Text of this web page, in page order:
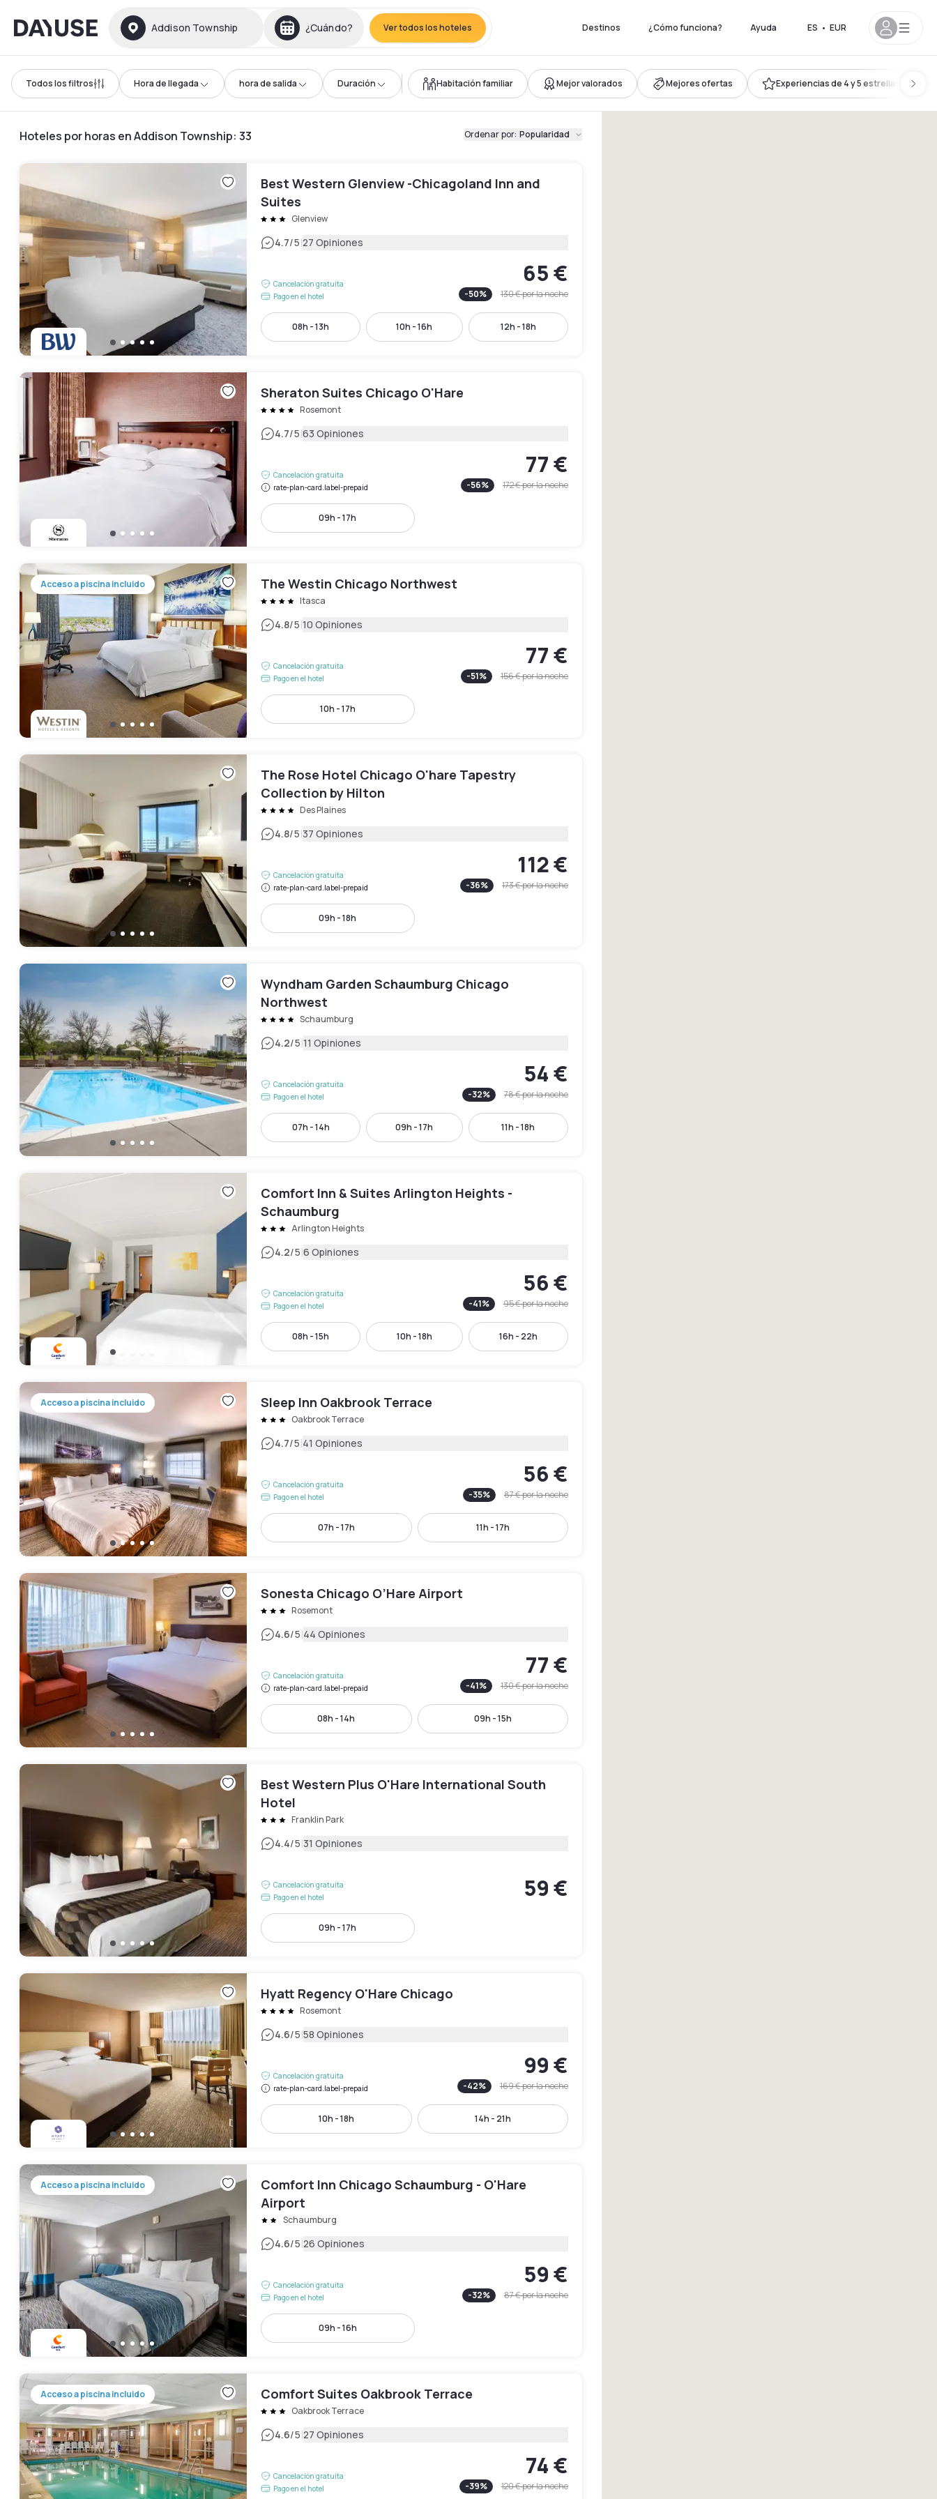
Dayuse Addison Township ¿Cuándo? Ver todos los hoteles Destinos ¿Cómo funciona? Ayuda ES • EUR
Todos los filtros Hora de llegada hora de salida Duración Habitación familiar Mejor valorados Mejores ofertas Experiencias de 4 y 5 estrellas
Hoteles por horas en Addison Township: 33 Ordenar por: Popularidad
Best Western Glenview -Chicagoland Inn and
Suites
Glenview
4.7/5|27 Opiniones
Cancelación gratuita
Pago en el hotel
65 €
-50% 130 €por la noche
08h - 13h 10h - 16h 12h - 18h
Sheraton Suites Chicago O'Hare
Rosemont
4.7/5|63 Opiniones
Cancelación gratuita
rate-plan-card.label-prepaid
77 €
-56% 172 €por la noche
09h - 17h
Acceso a piscina incluido The Westin Chicago Northwest
Itasca
4.8/5|10 Opiniones
Cancelación gratuita
Pago en el hotel
77 €
-51% 156 €por la noche
10h - 17h
The Rose Hotel Chicago O'hare Tapestry
Collection by Hilton
Des Plaines
4.8/5|37 Opiniones
Cancelación gratuita
rate-plan-card.label-prepaid
112 €
-36% 173 €por la noche
09h - 18h
Wyndham Garden Schaumburg Chicago
Northwest
Schaumburg
4.2/5|11 Opiniones
Cancelación gratuita
Pago en el hotel
54 €
-32% 78 €por la noche
07h - 14h 09h - 17h 11h - 18h
Comfort Inn & Suites Arlington Heights -
Schaumburg
Arlington Heights
4.2/5|6 Opiniones
Cancelación gratuita
Pago en el hotel
56 €
-41% 95 €por la noche
08h - 15h 10h - 18h 16h - 22h
Acceso a piscina incluido Sleep Inn Oakbrook Terrace
Oakbrook Terrace
4.7/5|41 Opiniones
Cancelación gratuita
Pago en el hotel
56 €
-35% 87 €por la noche
07h - 17h 11h - 17h
Sonesta Chicago O’Hare Airport
Rosemont
4.6/5|44 Opiniones
Cancelación gratuita
rate-plan-card.label-prepaid
77 €
-41% 130 €por la noche
08h - 14h 09h - 15h
Best Western Plus O'Hare International South
Hotel
Franklin Park
4.4/5|31 Opiniones
Cancelación gratuita
Pago en el hotel
59 €
09h - 17h
Hyatt Regency O'Hare Chicago
Rosemont
4.6/5|58 Opiniones
Cancelación gratuita
rate-plan-card.label-prepaid
99 €
-42% 169 €por la noche
10h - 18h 14h - 21h
Acceso a piscina incluido
Comfort Inn Chicago Schaumburg - O'Hare
Airport
Schaumburg
4.6/5|26 Opiniones
Cancelación gratuita
Pago en el hotel
59 €
-32% 87 €por la noche
09h - 16h
Acceso a piscina incluido Comfort Suites Oakbrook Terrace
Oakbrook Terrace
4.6/5|27 Opiniones
Cancelación gratuita
Pago en el hotel
74 €
-39% 120 €por la noche